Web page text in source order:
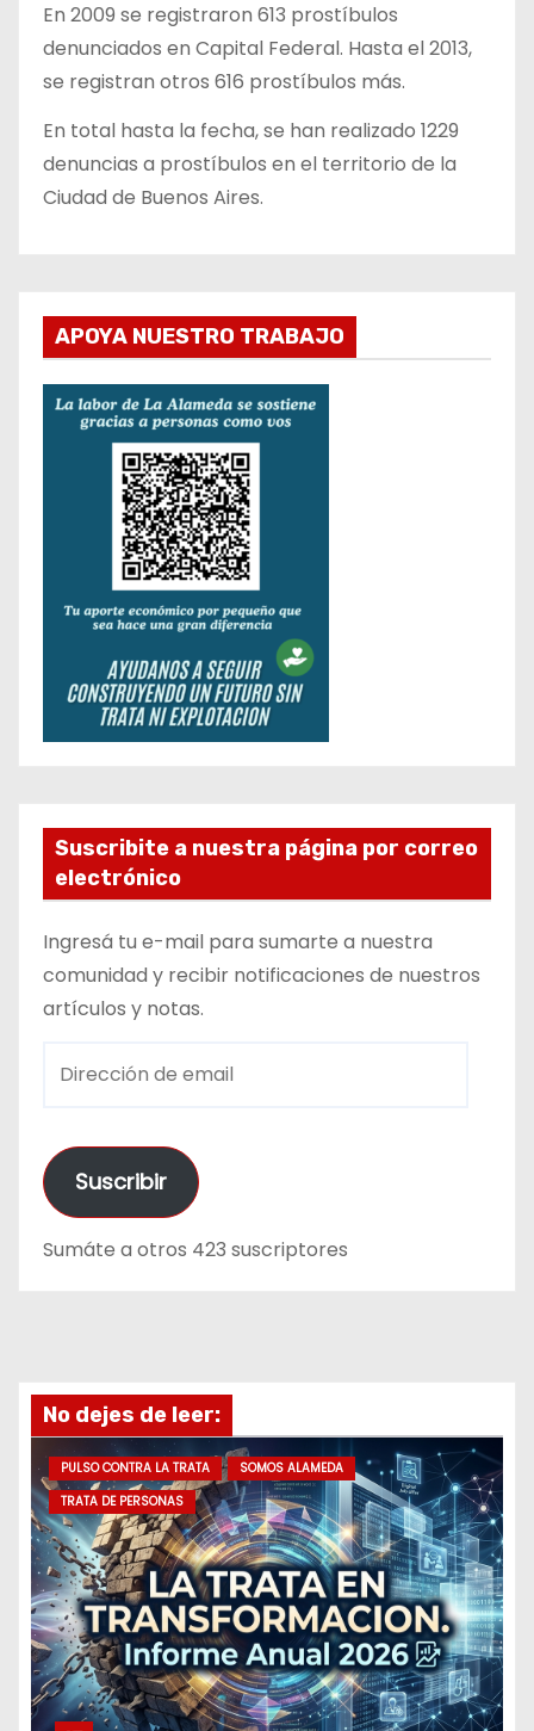
En 2009 se registraron 613 prostíbulos
denunciados en Capital Federal. Hasta el 2013,
se registran otros 616 prostíbulos más.
En total hasta la fecha, se han realizado 1229
denuncias a prostíbulos en el territorio de la
Ciudad de Buenos Aires.
APOYA NUESTRO TRABAJO
Suscribite a nuestra página por correo
electrónico
Ingresá tu e-mail para sumarte a nuestra
comunidad y recibir notificaciones de nuestros
artículos y notas.
e
c
i
e
e
m
a
i
Suscribir
Sumáte a otros 423 suscriptores
No dejes de leer:
PULSO CONTRA LA TRATA
SOMOS ALAMEDA
TRATA DE PERSONAS